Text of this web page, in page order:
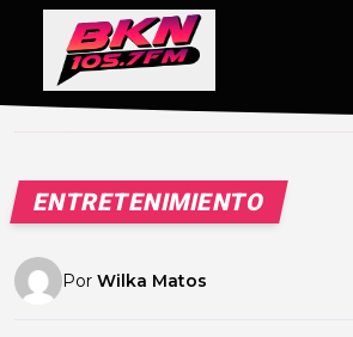
ENTRETENIMIENTO
Por Wilka Matos